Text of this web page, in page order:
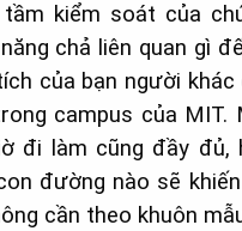
kiểm soát của
chả liên quan gì
của bạn người khác
campus của MIT.
đi làm cũng đầy đủ,
đường nào sẽ
cần theo khuôn